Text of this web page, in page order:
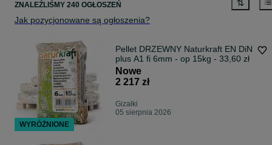
ZNALEŹLIŚMY 240 OGŁOSZEŃ
Jak pozycjonowane są ogłoszenia?
Pellet DRZEWNY Naturkraft EN DiN
plus A1 fi 6mm - op 15kg - 33,60 zł
Nowe
2 217 zł
Gizałki
05 sierpnia 2026
WYRÓŻNIONE